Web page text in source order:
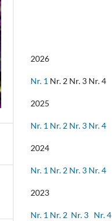
2026
Nr. 1 Nr. 2 Nr. 3 Nr. 4
2025
Nr. 1 Nr. 2 Nr. 3 Nr. 4
2024
Nr. 1 Nr. 2 Nr. 3 Nr. 4
2023
Nr. 1 Nr. 2 Nr. 3 Nr. 4